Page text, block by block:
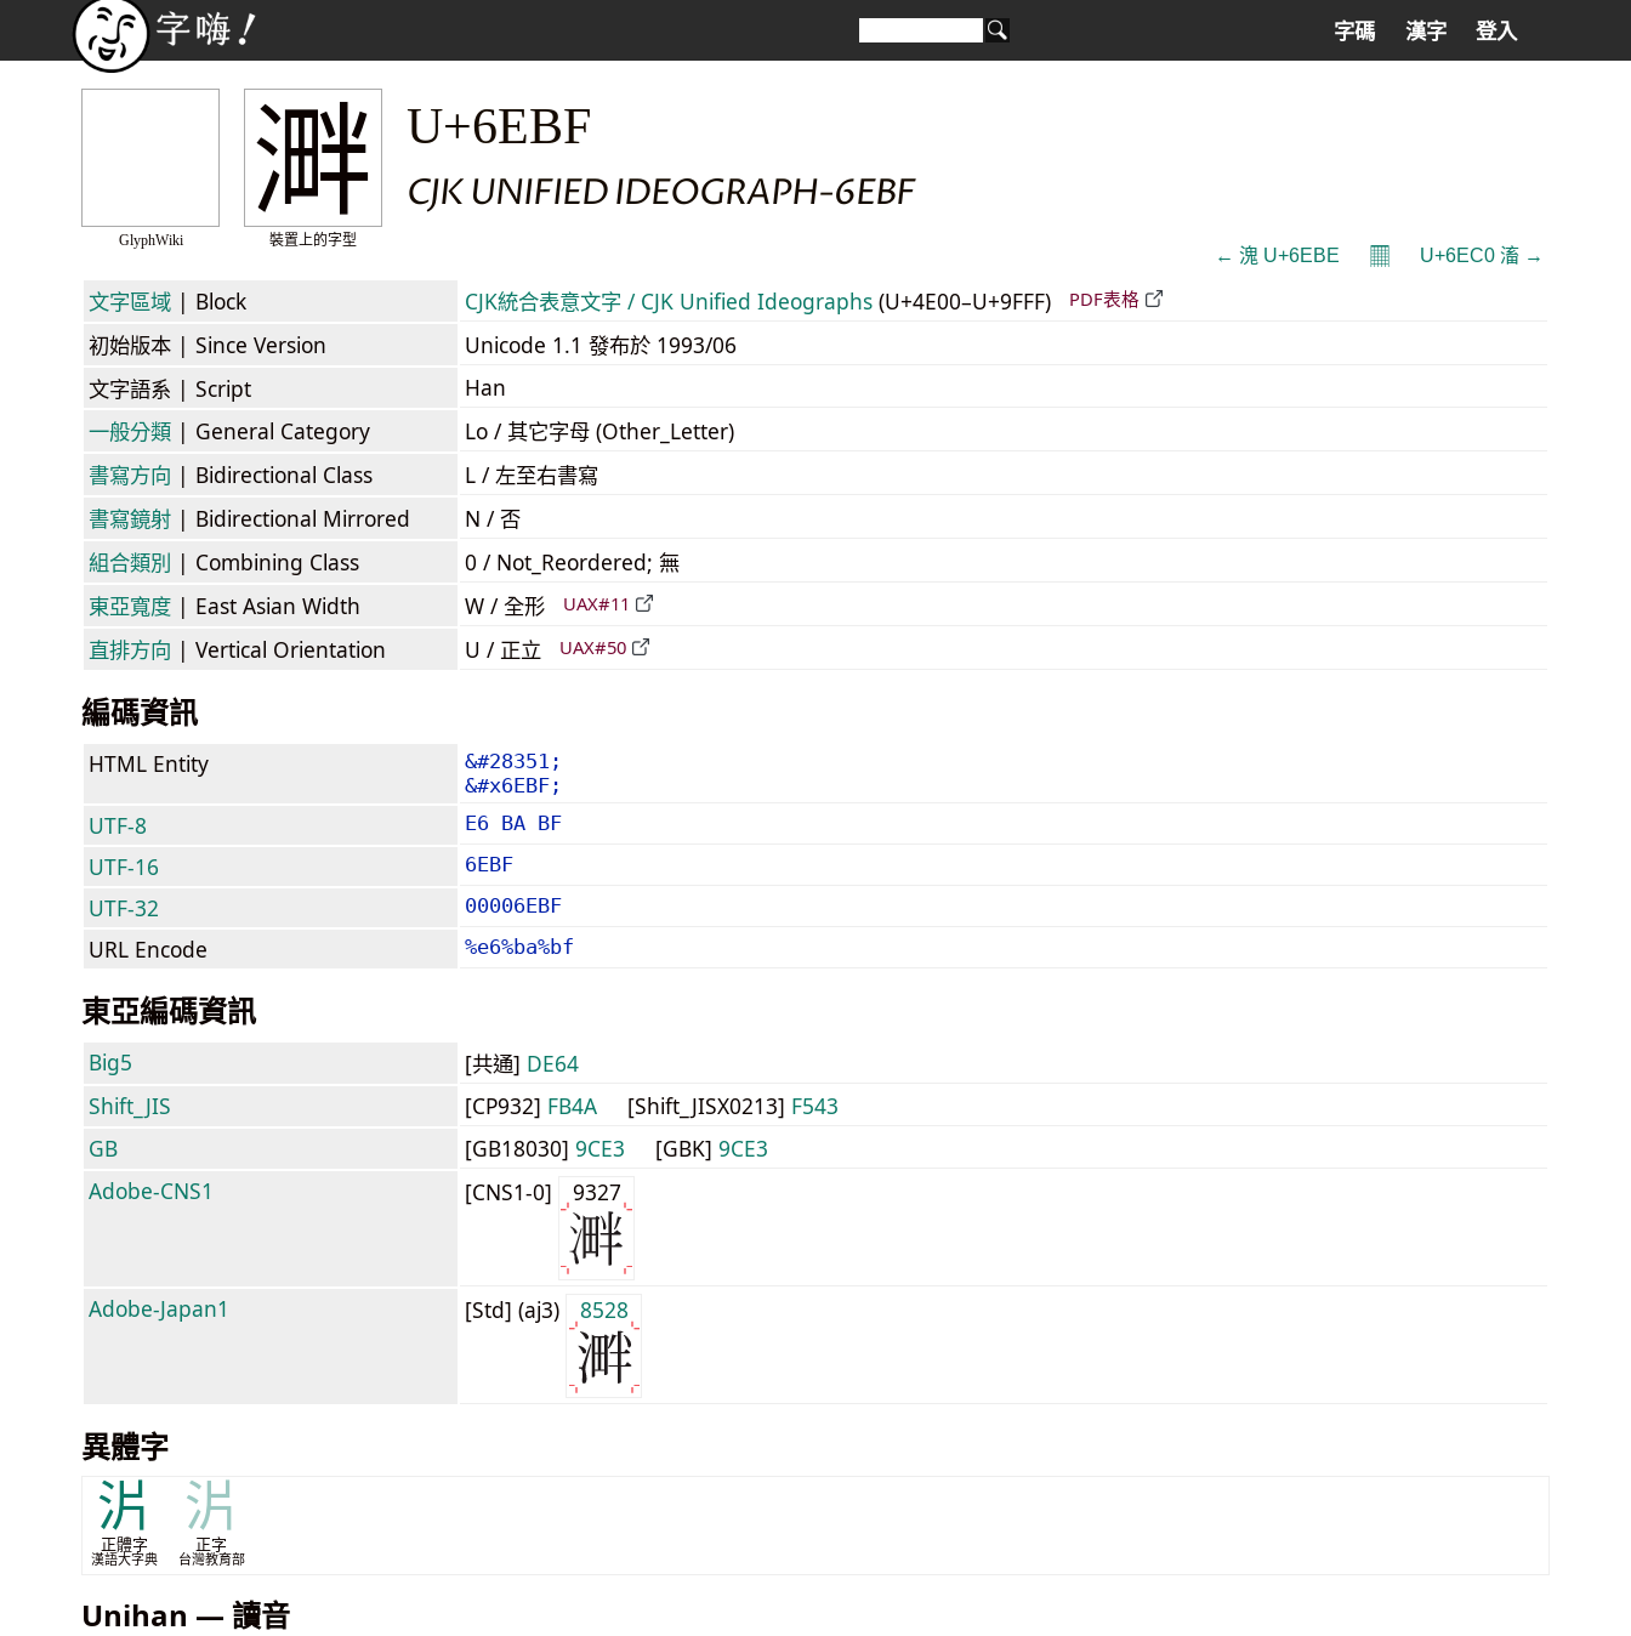
字碼 漢字 登入
GlyphWiki
溿
裝置上的字型
U+6EBF
CJK UNIFIED IDEOGRAPH-6EBF
← 溾 U+6EBE 𝄜 U+6EC0 滀 →
文字區域 | Block CJK統合表意文字 / CJK Unified Ideographs (U+4E00–U+9FFF) PDF表格
初始版本 | Since Version
Unicode 1.1 發布於 1993/06
文字語系 | Script
Han
一般分類 | General Category
Lo / 其它字母 (Other_Letter)
書寫方向 | Bidirectional Class
L / 左至右書寫
書寫鏡射 | Bidirectional Mirrored
N / 否
組合類別 | Combining Class
0 / Not_Reordered; 無
東亞寬度 | East Asian Width W / 全形 UAX#11
直排方向 | Vertical Orientation U / 正立 UAX#50
編碼資訊
HTML Entity
&#28351;
&#x6EBF;
UTF-8 E6 BA BF
UTF-16 6EBF
UTF-32 00006EBF
URL Encode %e6%ba%bf
東亞編碼資訊
Big5 [共通] DE64
Shift_JIS
[CP932] FB4A [Shift_JISX0213] F543
GB
[GB18030] 9CE3 [GBK] 9CE3
Adobe-CNS1
[CNS1-0] 9327
Adobe-Japan1 [Std] (aj3) 8528
異體字
沜
正體字
漢語大字典
沜
正字
台灣教育部
Unihan — 讀音